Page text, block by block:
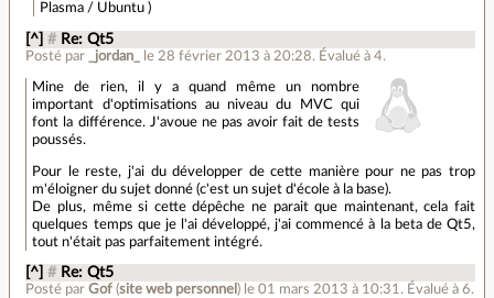
Plasma / Ubuntu )
[^] # Re: Qt5
Posté par _jordan_ le 28 février 2013 à 20:28. Évalué à4.
Mine de rien, il y a quand même un nombre
important d'optimisations au niveau du MVC qui
font la différence. J'avoue ne pas avoir fait de tests
poussés.
Pour le reste, j'ai du développer de cette manière pour ne pas trop
m'éloigner du sujet donné (c'est un sujet d'école à la base).
De plus, même si cette dépêche ne parait que maintenant, cela fait
quelques temps que je l'ai développé, j'ai commencé à la beta de Qt5,
tout n'était pas parfaitement intégré.
[^] # Re: Qt5
Posté parGof (site web personnel ) le 01 mars 2013 à 10:31. Évalué à6.